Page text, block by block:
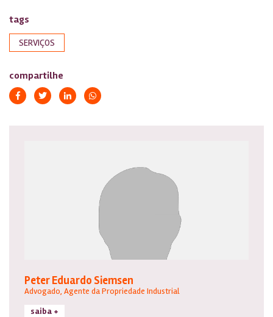
tags
SERVIÇOS
compartilhe
Peter Eduardo Siemsen
Advogado, Agente da Propriedade Industrial
saiba +